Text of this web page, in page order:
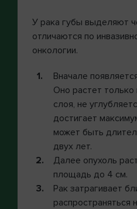
У рака губы выделяют
отличаются по
онкологии.
Вначале
Оно растет только
слоя, не
достигает
может быть
двух лет.
Далее опухоль
площадь до 4 см.
Рак затрагивает
распространяться